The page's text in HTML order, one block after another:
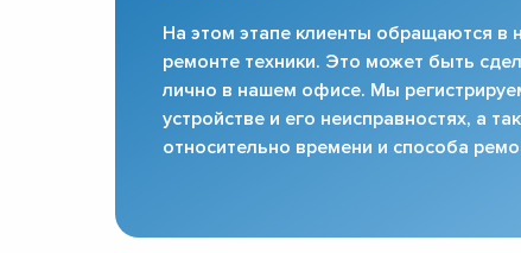
На этом этапе клиенты обращаются в
ремонте техники. Это может быть
лично в нашем офисе. Мы
устройстве и его неисправностях, а
относительно времени и способа